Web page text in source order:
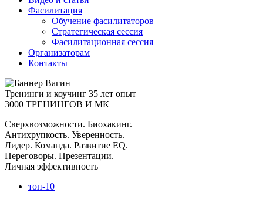
Фасилитация
Обучение фасилитаторов
Стратегическая сессия
Фасилитационная сессия
Организаторам
Контакты
Тренинги и коучинг 35 лет опыт
3000 ТРЕНИНГОВ И МК
Сверхвозможности. Биохакинг.
Антихрупкость. Уверенность.
Лидер. Команда. Развитие EQ.
Переговоры. Презентации.
Личная эффективность
топ-10